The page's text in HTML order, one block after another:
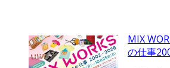
MIX
の仕事